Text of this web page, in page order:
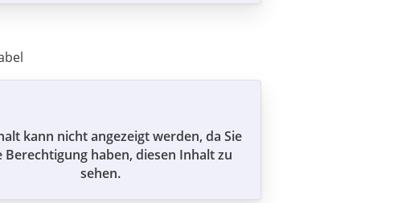
kann nicht angezeigt werden, da Sie
Berechtigung haben, diesen Inhalt zu
sehen.